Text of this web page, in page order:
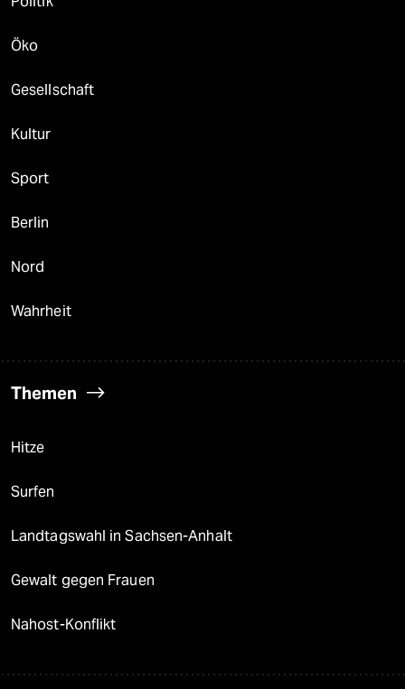
Öko
Gesellschaft
Kultur
Sport
Berlin
Nord
Wahrheit
Themen
Hitze
Surfen
Landtagswahl in Sachsen-Anhalt
Gewalt gegen Frauen
Nahost-Konflikt